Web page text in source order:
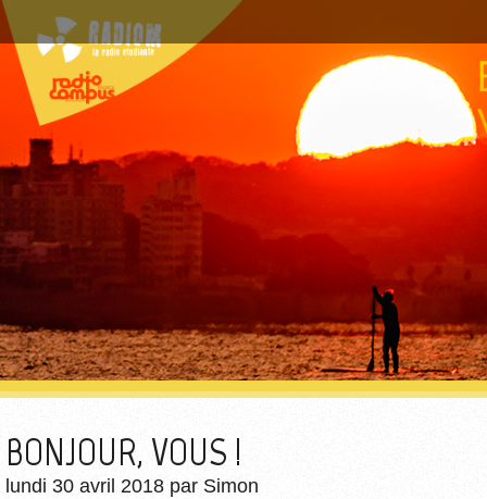
BONJOUR, VOUS !
lundi 30 avril 2018 par Simon